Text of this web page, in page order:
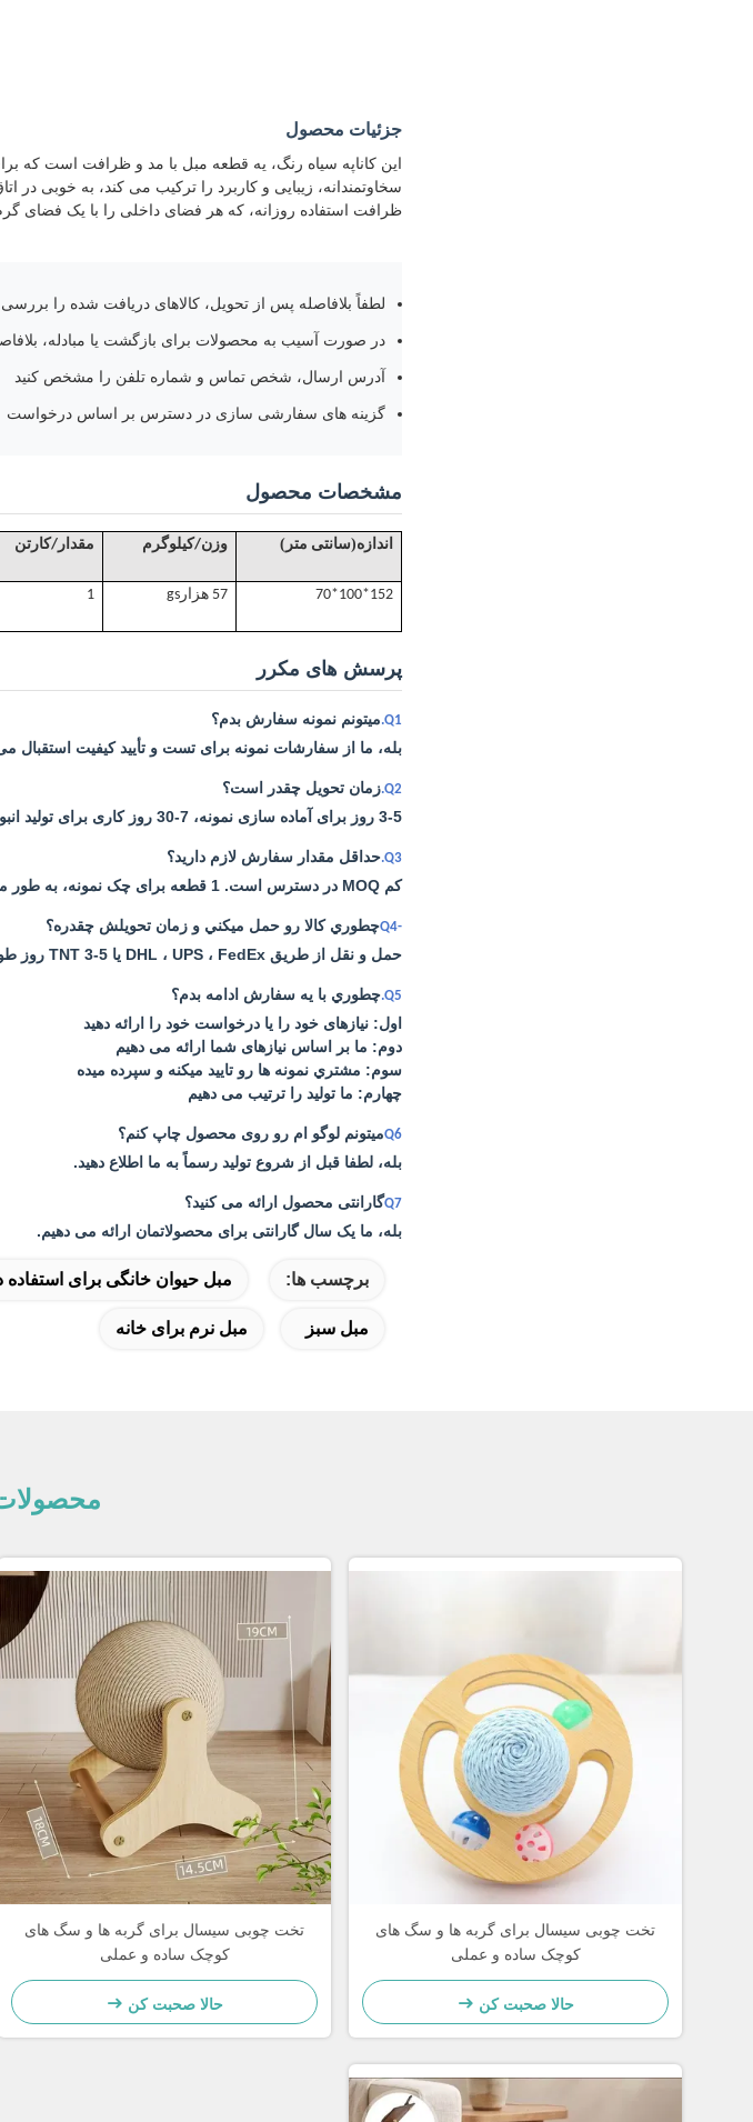
جزئیات محصول
اين کاناپه سياه رنگ، يه قطعه مبل با مد و ظرافت است که
سخاوتمندانه، زیبایی و کاربرد را ترکیب می کند، به خوبی در
ظرافت استفاده روزانه، که هر فضای داخلی را با یک فضای
لطفاً بلافاصله پس از تحویل، کالاهای دریافت شده را بررسی
در صورت آسیب به محصولات برای بازگشت یا مبادله،
آدرس ارسال، شخص تماس و شماره تلفن را مشخص کنید
گزینه های سفارشی سازی در دسترس بر اساس درخواست
مشخصات محصول
اندازه(سانتی متر ) وزن/کیلوگرم مقدار/کارتن
152*100*70 57 هزار gs
1
پرسش های مکرر
Q1. ميتونم نمونه سفارش بدم؟
بله، ما از سفارشات نمونه برای تست و تأیید کیفیت استقبال
Q2. زمان تحویل چقدر است؟
3-5 روز برای آماده سازی نمونه، 7-30 روز کاری برای تولید انبوه.
Q3. حداقل مقدار سفارش لازم دارید؟
کم MOQ در دسترس است. 1 قطعه برای چک نمونه، به طور معمول 300 مجموعه برای سفارشات سفارشی.
-Q4
چطوري کالا رو حمل ميکني و زمان تحویلش چقدره؟
حمل و نقل از طریق DHL ، UPS ، FedEx یا TNT 3-5 روز طول می کشد. گزینه های حمل و نقل هوایی و دریایی نیز در دسترس است.
Q5. چطوري با يه سفارش ادامه بدم؟
اول: نیازهای خود را یا درخواست خود را ارائه دهید
دوم: ما بر اساس نیازهای شما ارائه می دهیم
سوم: مشتري نمونه ها رو تاييد ميکنه و سپرده ميده
چهارم: ما تولید را ترتیب می دهیم
Q6میتونم لوگو ام رو روی محصول چاپ کنم؟
بله، لطفا قبل از شروع تولید رسماً به ما اطلاع دهید.
Q7گارانتی محصول ارائه می کنید؟
بله، ما یک سال گارانتی برای محصولاتمان ارائه می دهیم.
برچسب ها: مبل حیوان خانگی برای
مبل سبز مبل نرم برای خانه
تخت چوبی سیسال برای گربه ها و سگ های
کوچک ساده و عملی
حالا صحبت کن
تخت چوبی سیسال برای گربه ها و سگ های
کوچک ساده و عملی
حالا صحبت کن